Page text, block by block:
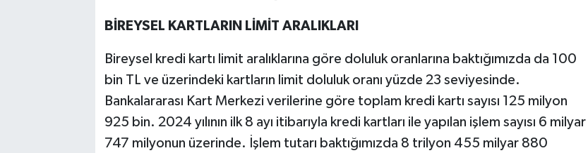
BİREYSEL KARTLARIN LİMİT ARALIKLARI
Bireysel kredi kartı limit ara­lıklarına göre doluluk oranla­rına baktığımızda da 100
bin TL ve üzerindeki kartların li­mit doluluk oranı yüzde 23 se­viyesinde.
Bankalararası Kart Merkezi verilerine göre top­lam kredi kartı sayısı 125 mil­yon
925 bin. 2024 yılının ilk 8 ayı itibarıyla kredi kartları ile yapılan işlem sayısı 6 mil­yar
747 milyonun üzerinde. İş­lem tutarı baktığımızda 8 tril­yon 455 milyar 880